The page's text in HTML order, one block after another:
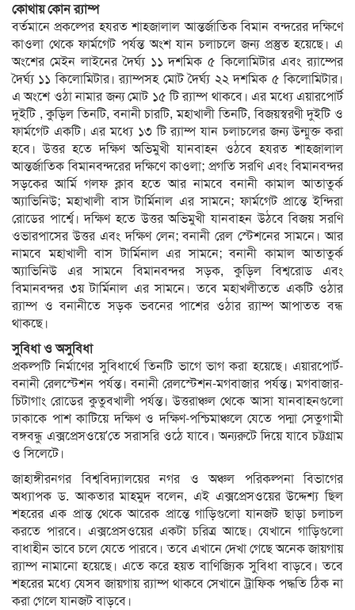
কোথায় কোন র‍্যাম্প
বর্তমানে প্রকল্পের হযরত শাহজালাল আন্তর্জাতিক বিমান বন্দরের দক্ষিণে
কাওলা থেকে ফার্মগেট পর্যন্ত অংশ যান চলাচলে জন্য প্রস্তুত হয়েছে। এ
অংশের মেইন লাইনের দৈর্ঘ্য ১১ দশমিক ৫ কিলোমিটার এবং র‍্যাম্পের
দৈর্ঘ্য ১১ কিলোমিটার। র‍্যাম্পসহ মোট দৈর্ঘ্য ২২ দশমিক ৫ কিলোমিটার।
এ অংশে ওঠা নামার জন্য মোট ১৫ টি র‍্যাম্প থাকবে। এর মধ্যে এয়ারপোর্ট
দুইটি , কুড়িল তিনটি, বনানী চারটি, মহাখালী তিনটি, বিজয়স্বরণী দুইটি ও
ফার্মগেট একটি। এর মধ্যে ১৩ টি র‍্যাম্প যান চলাচলের জন্য উন্মুক্ত করা
হবে। উত্তর হতে দক্ষিণ অভিমুখী যানবাহন ওঠবে হযরত শাহজালাল
আন্তর্জাতিক বিমানবন্দরের দক্ষিণে কাওলা; প্রগতি সরণি এবং বিমানবন্দর
সড়কের আর্মি গলফ ক্লাব হতে আর নামবে বনানী কামাল আতাতুর্ক
অ্যাভিনিউ; মহাখালী বাস টার্মিনাল এর সামনে; ফার্মগেট প্রান্তে ইন্দিরা
রোডের পার্শ্বে। দক্ষিণ হতে উত্তর অভিমুখী যানবাহন উঠবে বিজয় সরণি
ওভারপাসের উত্তর এবং দক্ষিণ লেন; বনানী রেল স্টেশনের সামনে। আর
নামবে মহাখালী বাস টার্মিনাল এর সামনে; বনানী কামাল আতাতুর্ক
অ্যাভিনিউ এর সামনে বিমানবন্দর সড়ক, কুড়িল বিশ্বরোড এবং
বিমানবন্দর ৩য় টার্মিনাল এর সামনে। তবে মহাখলীততে একটি ওঠার
র‍্যাম্প ও বনানীতে সড়ক ভবনের পাশের ওঠার র‍্যাম্প আপাতত বন্ধ
থাকছে।
সুবিধা ও অসুবিধা
প্রকল্পটি নির্মাণের সুবিধার্থে তিনটি ভাগে ভাগ করা হয়েছে। এয়ারপোর্ট-
বনানী রেলস্টেশন পর্যন্ত। বনানী রেলস্টেশন-মগবাজার পর্যন্ত। মগবাজার-
চিটাগাং রোডের কুতুবখালী পর্যন্ত। উত্তরাঞ্চল থেকে আসা যানবাহনগুলো
ঢাকাকে পাশ কাটিয়ে দক্ষিণ ও দক্ষিণ-পশ্চিমাঞ্চলে যেতে পদ্মা সেতুগামী
বঙ্গবন্ধু এক্সপ্রেসওয়ে’তে সরাসরি ওঠে যাবে। অন্যরুটে দিয়ে যাবে চট্টগ্রাম
ও সিলেটে।
জাহাঙ্গীরনগর বিশ্ববিদ্যালয়ের নগর ও অঞ্চল পরিকল্পনা বিভাগের
অধ্যাপক ড. আকতার মাহমুদ বলেন, এই এক্সপ্রেসওয়ের উদ্দেশ্য ছিল
শহরের এক প্রান্ত থেকে আরেক প্রান্তে গাড়িগুলো যানজট ছাড়া চলাচল
করতে পারবে। এক্সপ্রেসওয়ের একটা চরিত্র আছে। যেখানে গাড়িগুলো
বাধাহীন ভাবে চলে যেতে পারবে। তবে এখানে দেখা গেছে অনেক জায়গায়
র‍্যাম্প নামানো হয়েছে। এতে করে হয়ত বাণিজ্যিক সুবিধা বাড়বে। তবে
শহরের মধ্যে যেসব জায়গায় র‍্যাম্প থাকবে সেখানে ট্রাফিক পদ্ধতি ঠিক না
করা গেলে যানজট বাড়বে।